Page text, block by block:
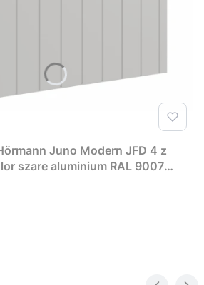
Juno Modern JFD 4 z
szare aluminium RAL 9007